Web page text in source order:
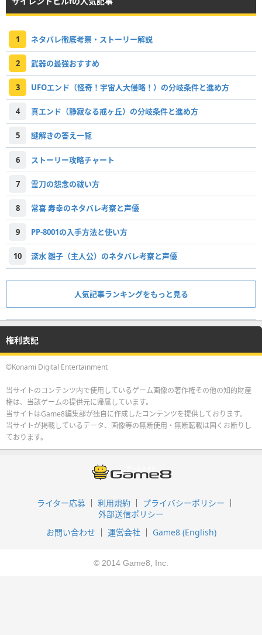
1 ネタバレ徹底考察・ストーリー解説
2 武器の最強おすすめ
3 UFOエンド（怪奇！宇宙人大侵略！）の分岐条件と進め方
4 真エンド（静寂なる戒ヶ丘）の分岐条件と進め方
5 謎解きの答え一覧
6 ストーリー攻略チャート
7 霊刀の怨念の祓い方
8 常喜 寿幸のネタバレ考察と声優
9 PP-8001の入手方法と使い方
10 深水 雛子（主人公）のネタバレ考察と声優
人気記事ランキングをもっと見る
権利表記
©Konami Digital Entertainment
当サイトのコンテンツ内で使用しているゲーム画像の著作権その他の知的財産
権は、当該ゲームの提供元に帰属しています。
当サイトはGame8編集部が独自に作成したコンテンツを提供しております。
当サイトが掲載しているデータ、画像等の無断使用・無断転載は固くお断りし
ております。
ライター応募 利用規約
プライバシーポリシー
外部送信ポリシー
お問い合わせ
運営会社 Game8 (English)
© 2014 Game8, Inc.